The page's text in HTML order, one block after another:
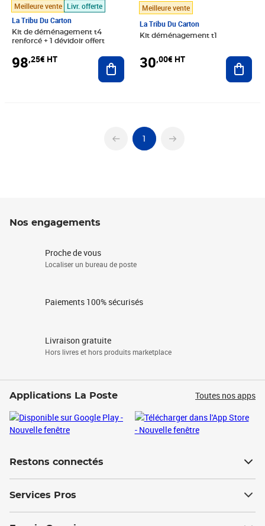
Meilleure vente Livr. offerte
La Tribu Du Carton
Kit de déménagement t4
renforcé + 1 dévidoir offert
98,25€ HT Ajouter au panier
Meilleure vente
La Tribu Du Carton
Kit déménagement t1
30,00€ HT
1
Nos engagements
Proche de vous
Localiser un bureau de poste
Paiements 100% sécurisés
Livraison gratuite
Hors livres et hors produits marketplace
Applications La Poste Toutes nos apps
Restons connectés
Services Pros